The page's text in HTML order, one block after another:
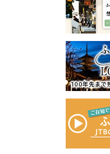
町を応援していただけるみ
なさまと一緒に持続可能な
まちづくりを進めていきま
みなさまの応援をよろしく